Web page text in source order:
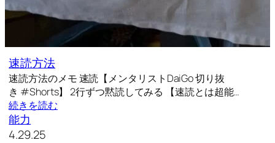
速読方法
速読方法のメモ 速読【メンタリストDaiGo 切り抜
き #Shorts】 2行ずつ黙読してみる 【速読とは超能…
続きを読む
能力
4.29.25